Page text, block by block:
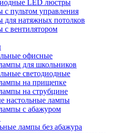
LED люстры
пультом управления
для натяжных потолков
с вентилятором
офисные
для школьников
светодиодные
на прищепке
на струбцине
настольные лампы
с абажуром
лампы без абажура